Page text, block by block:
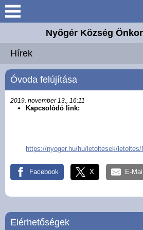
Keresés
Elérhetőségek
Önkormányzat
Intézmények
Választási információk
Nyőgér Község
Hírek
Óvoda felújítása
2019. november 13., 16:11
Kapcsolódó link:
https://nyoger.hu/hu/letoltesek/letoltes/
Facebook X E-Mail
Elérhetőségek